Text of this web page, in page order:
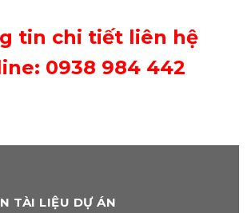
tin chi tiết liên hệ
0938 984 442
TÀI LIỆU DỰ ÁN